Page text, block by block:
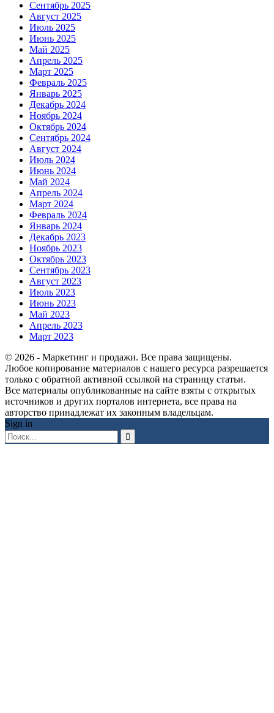
Сентябрь 2025
Август 2025
Июль 2025
Июнь 2025
Май 2025
Апрель 2025
Март 2025
Февраль 2025
Январь 2025
Декабрь 2024
Ноябрь 2024
Октябрь 2024
Сентябрь 2024
Август 2024
Июль 2024
Июнь 2024
Май 2024
Апрель 2024
Март 2024
Февраль 2024
Январь 2024
Декабрь 2023
Ноябрь 2023
Октябрь 2023
Сентябрь 2023
Август 2023
Июль 2023
Июнь 2023
Май 2023
Апрель 2023
Март 2023
© 2026 - Маркетинг и продажи. Все права защищены.
Любое копирование материалов с нашего ресурса разрешается
только с обратной активной ссылкой на страницу статьи.
Все материалы опубликованные на сайте взяты с открытых
источников и других порталов интернета, все права на
авторство принадлежат их законным владельцам.
Sign in